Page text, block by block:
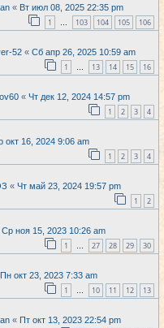
« Вт июл 08, 2025 22:35 pm
1 … 103 104 105 106
52 « Сб апр 26, 2025 10:59 am
1 … 13 14 15 16
« Чт дек 12, 2024 14:57 pm
1 2 3 4
окт 16, 2024 9:06 am
1 2 3 4
« Чт май 23, 2024 19:57 pm
1 2
Ср ноя 15, 2023 10:26 am
1 … 27 28 29 30
Пн окт 23, 2023 7:33 am
1 … 10 11 12 13
« Пт окт 13, 2023 22:54 pm